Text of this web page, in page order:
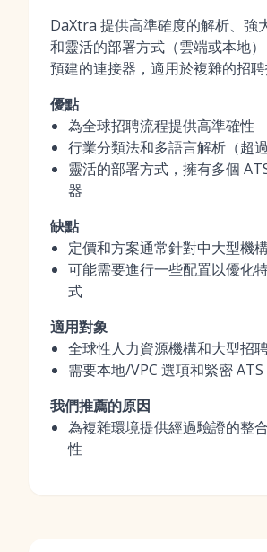
DaXtra 提供高準確度的解析、強
和靈活的部署方式（雲端或本地
預建的連接器，適用於複雜的招聘
優點
為全球招聘流程提供高準確性
行業分類法和多語言解析（超過
靈活的部署方式，擁有多個
器
缺點
定價和方案通常針對中大型機
可能需要進行一些配置以優化
式
適用對象
全球性人力資源機構和大型招
需要本地/VPC 選項和緊密
我們推薦的原因
為複雜環境提供經過驗證的整
性